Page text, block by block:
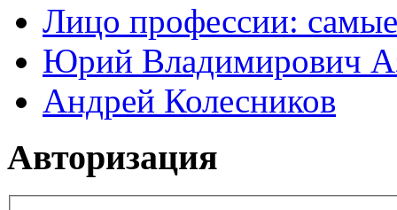
Лицо профессии:
Юрий Владимирович
Андрей Колесников
Авторизация